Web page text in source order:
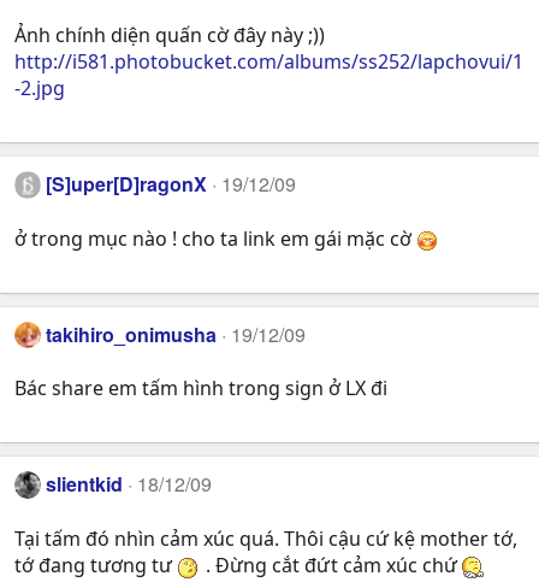
Ảnh chính diện quấn cờ đây này ;))
http://i581.photobucket.com/albums/ss252/lapchovui/1
-2.jpg
[S]uper[D]ragonX 19/12/09
ở trong mục nào ! cho ta link em gái mặc cờ
takihiro_onimusha 19/12/09
Bác share em tấm hình trong sign ở LX đi
slientkid 18/12/09
Tại tấm đó nhìn cảm xúc quá. Thôi cậu cứ kệ mother tớ,
tớ đang tương tư
. Đừng cắt đứt cảm xúc chứ